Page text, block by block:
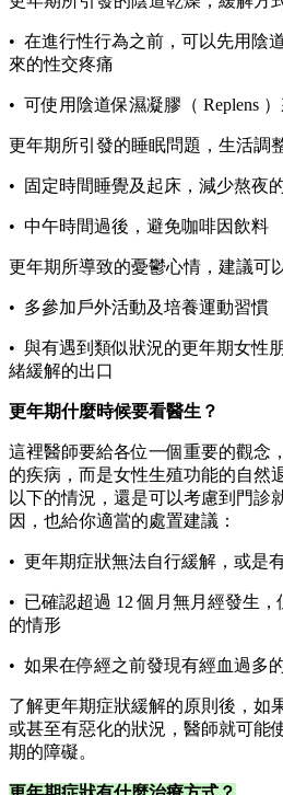
• 在進行性行為之前，可以先用陰
來的性交疼痛
• 可使用陰道保濕凝膠（ Replens
更年期所引發的睡眠問題，生活調
• 固定時間睡覺及起床，減少熬夜
• 中午時間過後，避免咖啡因飲料
更年期所導致的憂鬱心情，建議可
• 多參加戶外活動及培養運動習慣
• 與有遇到類似狀況的更年期女性
緒緩解的出口
更年期什麼時候要看醫生？
這裡醫師要給各位一個重要的觀念
的疾病，而是女性生殖功能的自然
以下的情況，還是可以考慮到門診
因，也給你適當的處置建議：
• 更年期症狀無法自行緩解，或是
• 已確認超過 12 個月無月經發生
的情形
• 如果在停經之前發現有經血過多
了解更年期症狀緩解的原則後，如
或甚至有惡化的狀況，醫師就可能
期的障礙。